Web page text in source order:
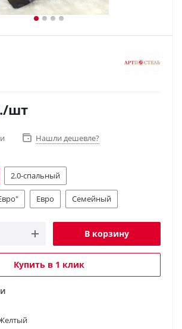
/шт
Нашли дешевле?
2.0-спальный
Евро Семейный
В корзину
Купить в 1 клик